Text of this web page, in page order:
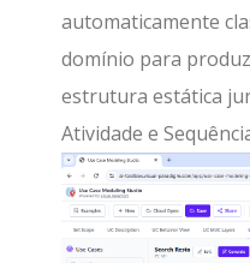
automaticamente
domínio para
estrutura estática
Atividade e